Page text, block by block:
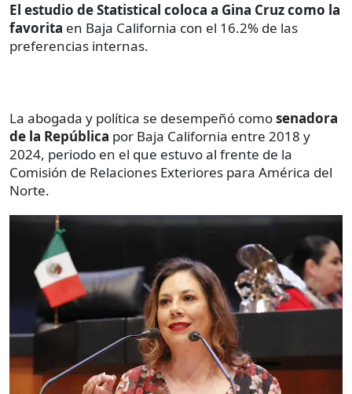
El estudio de Statistical coloca a Gina Cruz como la
favorita en Baja California con el 16.2% de las
preferencias internas.
La abogada y política se desempeñó comosenadora
de la República por Baja California entre 2018 y
2024, periodo en el que estuvo al frente de la
Comisión de Relaciones Exteriores para América del
Norte.